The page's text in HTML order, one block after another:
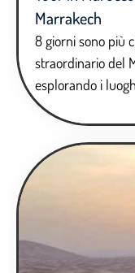
Marrakech
8 giorni sono più
straordinario del
esplorando i